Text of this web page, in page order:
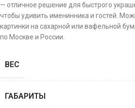
— отличное решение для быстрого
чтобы удивить именинника и гостей.
картинки на сахарной или вафельной
по Москве и России.
ВЕС
ГАБАРИТЫ